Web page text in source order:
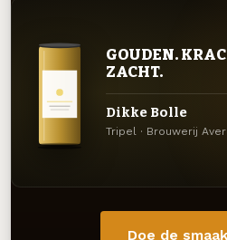
GOUDEN.
ZACHT.
Dikke Bolle
Tripel · Brouwerij
Doe de